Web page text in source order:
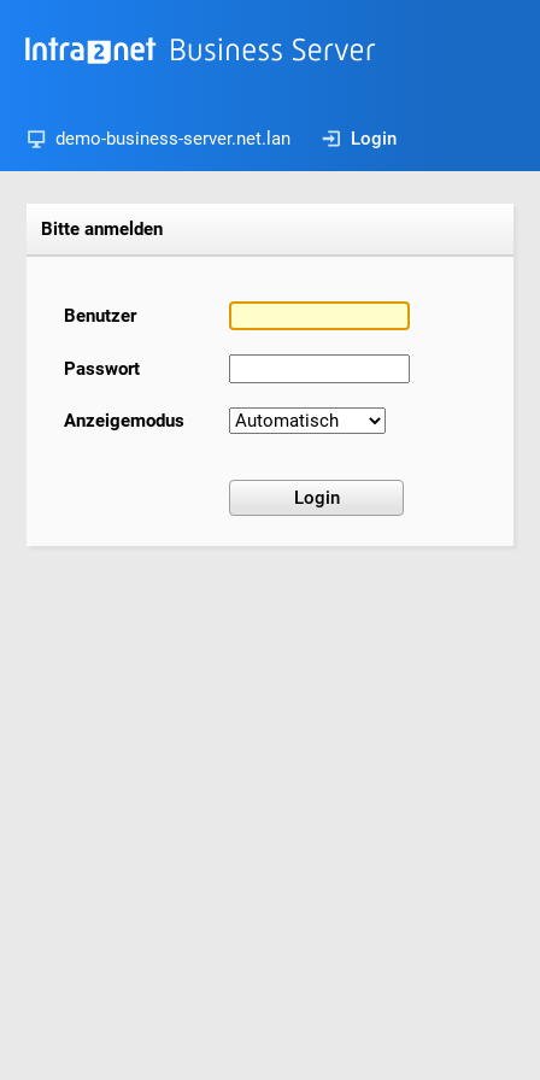
demo-business-server.net.lan Login
Bitte anmelden
Benutzer
Passwort
Anzeigemodus